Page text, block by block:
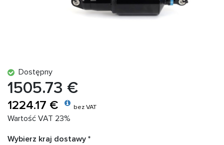
Dostępny
1505.73 €
1224.17 € bez VAT
Wartość VAT 23%
Wybierz kraj dostawy *